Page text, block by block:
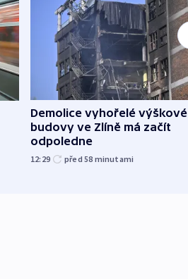
Demolice vyhořelé výškové
budovy ve Zlíně má začít
odpoledne
12:29 před 58 minutami